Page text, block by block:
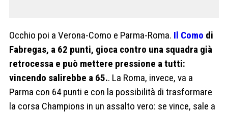
Occhio poi a Verona-Como e Parma-Roma. Il Como di
Fabregas, a 62 punti, gioca contro una squadra già
retrocessa e può mettere pressione a tutti:
vincendo salirebbe a 65.. La Roma, invece, va a
Parma con 64 punti e con la possibilità di trasformare
la corsa Champions in un assalto vero: se vince, sale a